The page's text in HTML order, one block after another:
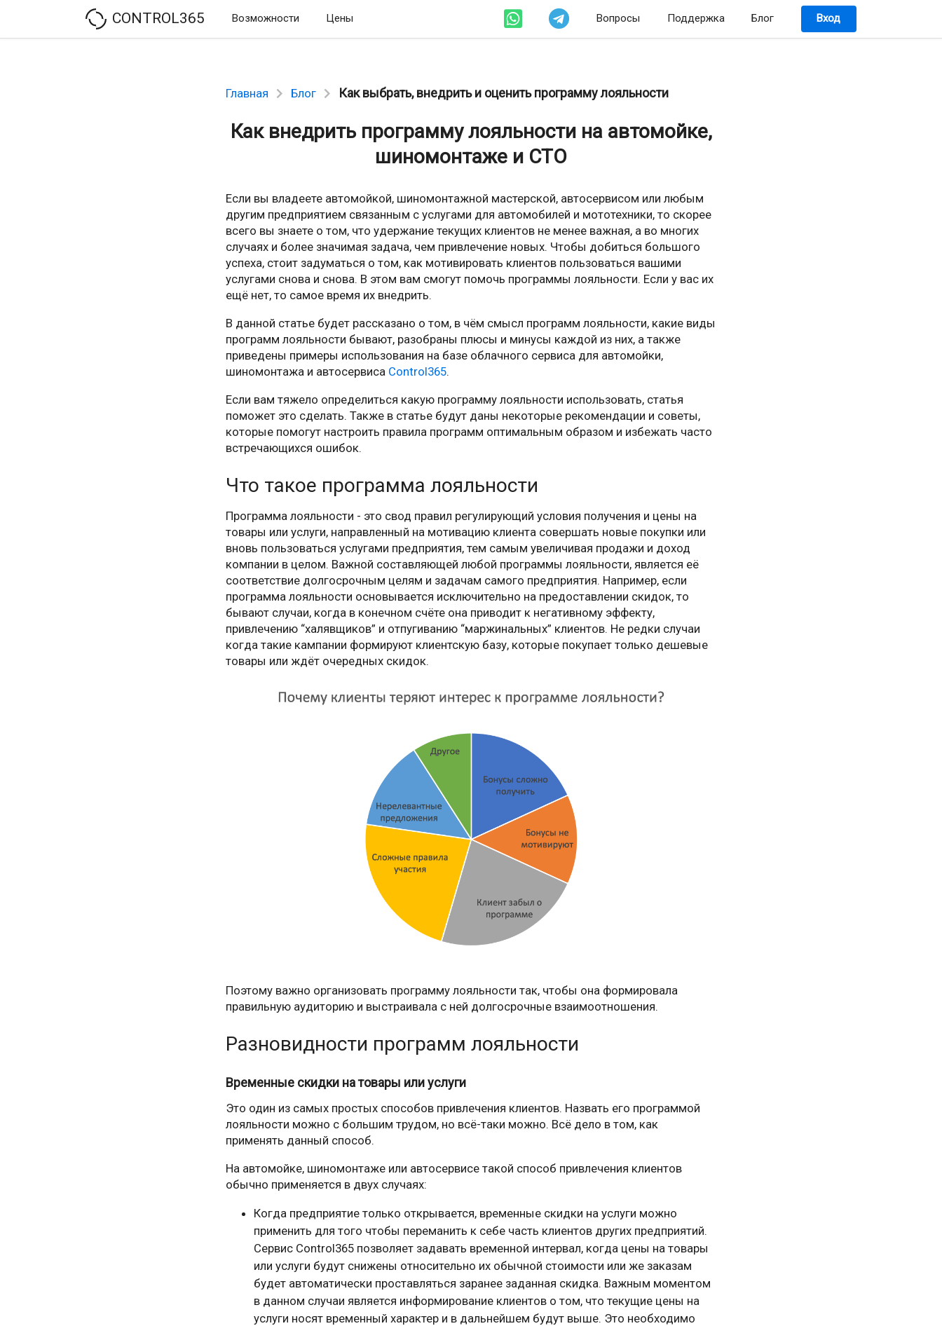
CONTROL365 Возможности Цены Вопросы Поддержка Блог Вход
Главная Блог Как выбрать, внедрить и оценить программу лояльности
Как внедрить программу лояльности на автомойке,
шиномонтаже и СТО
Если вы владеете автомойкой, шиномонтажной мастерской, автосервисом или любым
другим предприятием связанным с услугами для автомобилей и мототехники, то скорее
всего вы знаете о том, что удержание текущих клиентов не менее важная, а во многих
случаях и более значимая задача, чем привлечение новых. Чтобы добиться большого
успеха, стоит задуматься о том, как мотивировать клиентов пользоваться вашими
услугами снова и снова. В этом вам смогут помочь программы лояльности. Если у вас их
ещё нет, то самое время их внедрить.
В данной статье будет рассказано о том, в чём смысл программ лояльности, какие виды
программ лояльности бывают, разобраны плюсы и минусы каждой из них, а также
приведены примеры использования на базе облачного сервиса для автомойки,
шиномонтажа и автосервиса Control365.
Если вам тяжело определиться какую программу лояльности использовать, статья
поможет это сделать. Также в статье будут даны некоторые рекомендации и советы,
которые помогут настроить правила программ оптимальным образом и избежать часто
встречающихся ошибок.
Что такое программа лояльности
Программа лояльности - это свод правил регулирующий условия получения и цены на
товары или услуги, направленный на мотивацию клиента совершать новые покупки или
вновь пользоваться услугами предприятия, тем самым увеличивая продажи и доход
компании в целом. Важной составляющей любой программы лояльности, является её
соответствие долгосрочным целям и задачам самого предприятия. Например, если
программа лояльности основывается исключительно на предоставлении скидок, то
бывают случаи, когда в конечном счёте она приводит к негативному эффекту,
привлечению “халявщиков” и отпугиванию “маржинальных” клиентов. Не редки случаи
когда такие кампании формируют клиентскую базу, которые покупает только дешевые
товары или ждёт очередных скидок.
Поэтому важно организовать программу лояльности так, чтобы она формировала
правильную аудиторию и выстраивала с ней долгосрочные взаимоотношения.
Разновидности программ лояльности
Временные скидки на товары или услуги
Это один из самых простых способов привлечения клиентов. Назвать его программой
лояльности можно с большим трудом, но всё-таки можно. Всё дело в том, как
применять данный способ.
На автомойке, шиномонтаже или автосервисе такой способ привлечения клиентов
обычно применяется в двух случаях:
Когда предприятие только открывается, временные скидки на услуги можно
применить для того чтобы переманить к себе часть клиентов других предприятий.
Сервис Control365 позволяет задавать временной интервал, когда цены на товары
или услуги будут снижены относительно их обычной стоимости или же заказам
будет автоматически проставляться заранее заданная скидка. Важным моментом
в данном случаи является информирование клиентов о том, что текущие цены на
услуги носят временный характер и в дальнейшем будут выше. Это необходимо